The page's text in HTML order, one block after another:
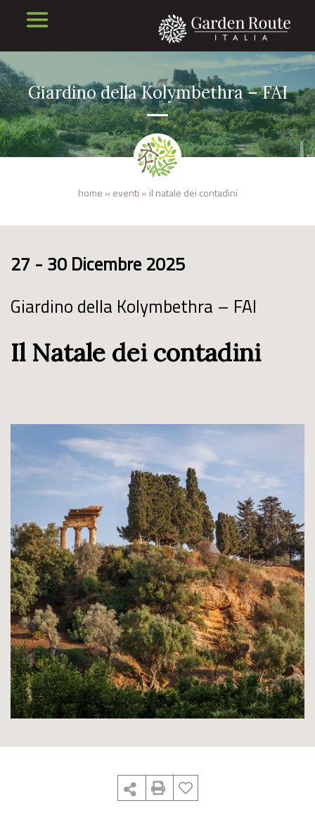
Giardino della Kolymbethra – FAI
home » eventi » il natale dei contadini
27 - 30 Dicembre 2025
Giardino della Kolymbethra – FAI
Il Natale dei contadini